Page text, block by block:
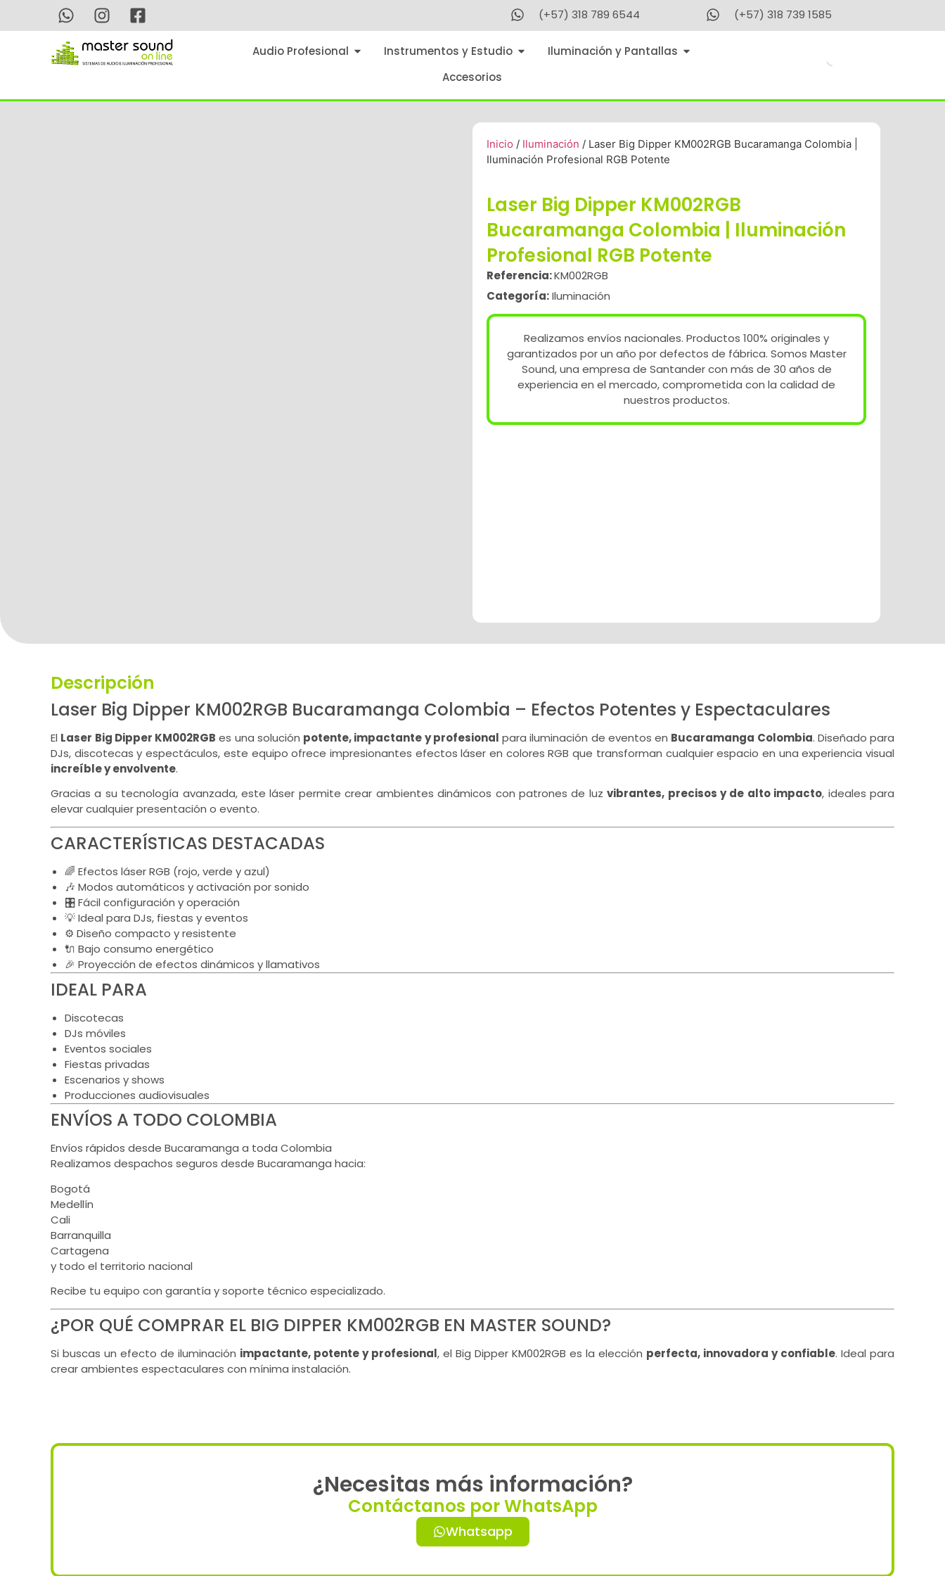
(+57) 318 789 6544 (+57) 318 739 1585
Audio Profesional Instrumentos y Estudio
Iluminación y Pantallas
Accesorios
Inicio / Iluminación / Laser Big Dipper KM002RGB Bucaramanga Colombia |
Iluminación Profesional RGB Potente
Laser Big Dipper KM002RGB
Bucaramanga Colombia | Iluminación
Profesional RGB Potente
Referencia:KM002RGB
Categoría:Iluminación
Realizamos envíos nacionales. Productos 100% originales y
garantizados por un año por defectos de fábrica. Somos Master
Sound, una empresa de Santander con más de 30 años de
experiencia en el mercado, comprometida con la calidad de
nuestros productos.
Descripción
Laser Big Dipper KM002RGB Bucaramanga Colombia – Efectos Potentes y Espectaculares
El Laser Big Dipper KM002RGB es una solución potente, impactante y profesional para iluminación de eventos en Bucaramanga Colombia. Diseñado para
DJs, discotecas y espectáculos, este equipo ofrece impresionantes efectos láser en colores RGB que transforman cualquier espacio en una experiencia visual
increíble y envolvente.
Gracias a su tecnología avanzada, este láser permite crear ambientes dinámicos con patrones de luzvibrantes, precisos y de alto impacto, ideales para
elevar cualquier presentación o evento.
CARACTERÍSTICAS DESTACADAS
🌈 Efectos láser RGB (rojo, verde y azul)
🎶 Modos automáticos y activación por sonido
🎛️ Fácil configuración y operación
💡 Ideal para DJs, fiestas y eventos
⚙️ Diseño compacto y resistente
🔌 Bajo consumo energético
🎉 Proyección de efectos dinámicos y llamativos
IDEAL PARA
Discotecas
DJs móviles
Eventos sociales
Fiestas privadas
Escenarios y shows
Producciones audiovisuales
ENVÍOS A TODO COLOMBIA
Envíos rápidos desde Bucaramanga a toda Colombia
Realizamos despachos seguros desde Bucaramanga hacia:
Bogotá
Medellín
Cali
Barranquilla
Cartagena
y todo el territorio nacional
Recibe tu equipo con garantía y soporte técnico especializado.
¿POR QUÉ COMPRAR EL BIG DIPPER KM002RGB EN MASTER SOUND?
Si buscas un efecto de iluminación impactante, potente y profesional, el Big Dipper KM002RGB es la elección perfecta, innovadora y confiable. Ideal para
crear ambientes espectaculares con mínima instalación.
¿Necesitas más información?
Contáctanos por WhatsApp
Whatsapp